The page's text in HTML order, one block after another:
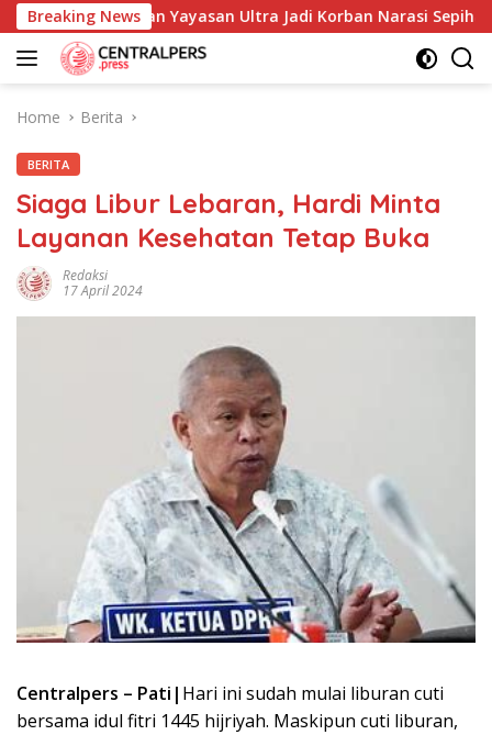
Skip
to
content
Breaking News
dan Yayasan Ultra Jadi Korban Narasi Sepihak
Home Berita
BERITA
Siaga Libur Lebaran, Hardi Minta
Layanan Kesehatan Tetap Buka
Redaksi
17 April 2024
Centralpers – Pati| Hari ini sudah mulai liburan cuti
bersama idul fitri 1445 hijriyah. Maskipun cuti liburan,